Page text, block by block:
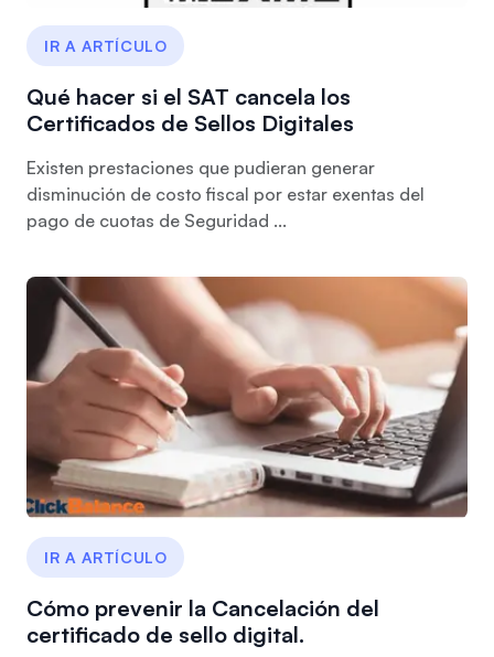
IR A ARTÍCULO
Qué hacer si el SAT cancela los
Certificados de Sellos Digitales
Existen prestaciones que pudieran generar
disminución de costo fiscal por estar exentas del
pago de cuotas de Seguridad ...
IR A ARTÍCULO
Cómo prevenir la Cancelación del
certificado de sello digital.